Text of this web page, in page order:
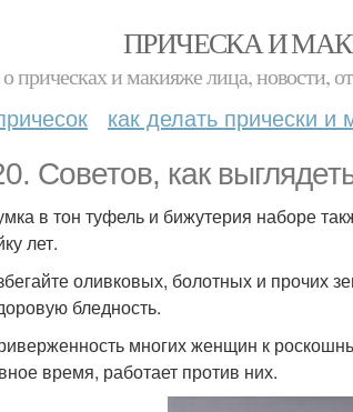
ПРИЧЕСКА И
прическах и макияже лица, новости,
как делать прически и
Советов, как
в тон туфель и бижутерия наборе
лет.
оливковых, болотных и прочих
бледность.
многих женщин к
время, работает против них.